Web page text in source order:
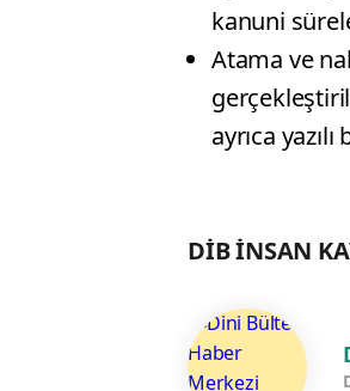
kanuni
Atama ve
ayrıca
DİB İNSAN